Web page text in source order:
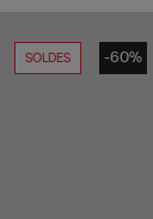
SOLDES -60%